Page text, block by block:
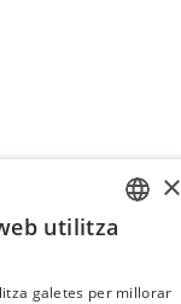
×
utilitza
galetes per millorar